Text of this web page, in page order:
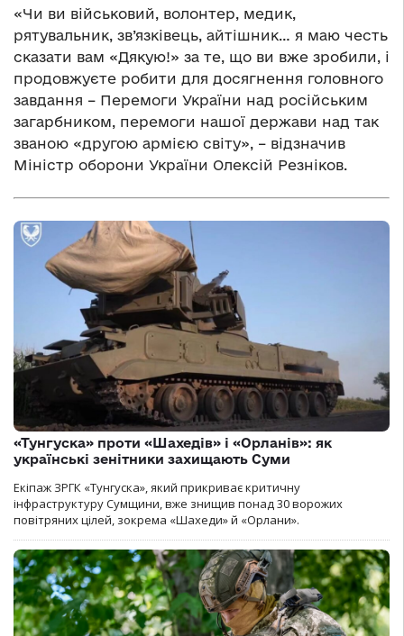
«Чи ви військовий, волонтер, медик,
рятувальник, зв’язківець, айтішник… я маю честь
сказати вам «Дякую!» за те, що ви вже зробили, і
продовжуєте робити для досягнення головного
завдання – Перемоги України над російським
загарбником, перемоги нашої держави над так
званою «другою армією світу», – відзначив
Міністр оборони України Олексій Резніков.
«Тунгуска» проти «Шахедів» і «Орланів»: як
українські зенітники захищають Суми
Екіпаж ЗРГК «Тунгуска», який прикриває критичну
інфраструктуру Сумщини, вже знищив понад 30 ворожих
повітряних цілей, зокрема «Шахеди» й «Орлани».